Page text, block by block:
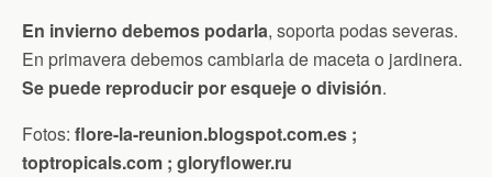
En invierno debemos podarla, soporta podas severas.
En primavera debemos cambiarla de maceta o jardinera.
Se puede reproducir por esqueje o división.
Fotos: flore-la-reunion.blogspot.com.es ;
toptropicals.com ; gloryflower.ru